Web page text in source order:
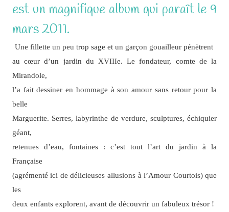
est un magnifique album qui paraît le 9
mars 2011.
Une fillette un peu trop sage et un garçon gouailleur pénètrent
au cœur d’un jardin du XVIIIe. Le fondateur, comte de la
Mirandole,
l’a fait dessiner en hommage à son amour sans retour pour la
belle
Marguerite. Serres, labyrinthe de verdure, sculptures, échiquier
géant,
retenues d’eau, fontaines : c’est tout l’art du jardin à la
Française
(agrémenté ici de délicieuses allusions à l’Amour Courtois) que
les
deux enfants explorent, avant de découvrir un fabuleux trésor !